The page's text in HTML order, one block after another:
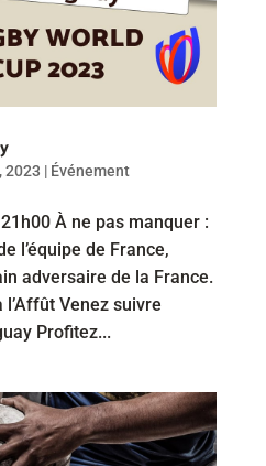
2023 | Événement
À ne pas manquer :
l’équipe de France,
adversaire de la France.
Venez suivre
Profitez...